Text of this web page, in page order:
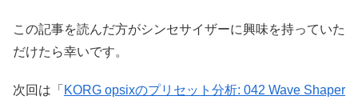
この記事を読んだ方がシンセサイザーに興味を持っていた
だけたら幸いです。
次回は「 KORG opsixのプリセット分析: 042 Wave Shaper